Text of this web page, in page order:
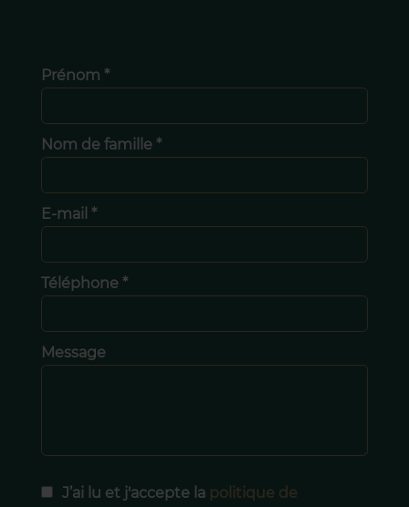
Prénom *
Nom de famille *
E-mail *
Téléphone *
Message
J’ai lu et j'accepte la politique de